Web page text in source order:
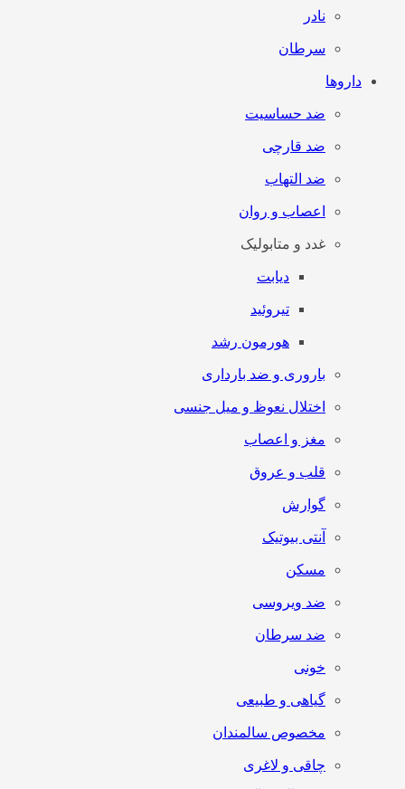
نادر
سرطان
داروها
ضد حساسیت
ضد قارچی
ضد التهاب
اعصاب و روان
غدد و متابولیک
دیابت
تیروئید
هورمون رشد
باروری و ضد بارداری
اختلال نعوظ و میل جنسی
مغز و اعصاب
قلب و عروق
گوارش
آنتی‌ بیوتیک
مسکن
ضد ویروسی
ضد سرطان
خونی
گیاهی و طبیعی
مخصوص سالمندان
چاقی و لاغری